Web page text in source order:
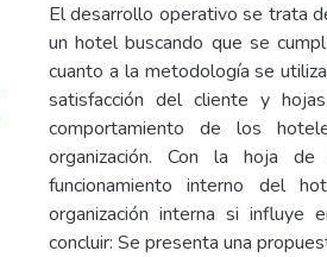
El desarrollo operativo se trata
un hotel buscando que se
cuanto a la metodología se
satisfacción del cliente y
comportamiento de los
organización. Con la hoja
funcionamiento interno del
organización interna si
concluir: Se presenta una